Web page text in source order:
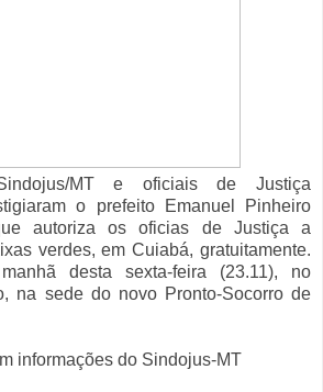
MT e oficiais de Justiça
o prefeito Emanuel Pinheiro
autoriza os oficias de Justiça a
verdes, em Cuiabá, gratuitamente.
desta sexta-feira (23.11), no
na sede do novo Pronto-Socorro de
informações do Sindojus-MT